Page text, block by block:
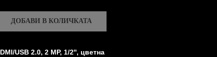
ДОБАВИ В КОЛИЧКАТА
USB 2.0, 2 MP, 1/2'', цветна